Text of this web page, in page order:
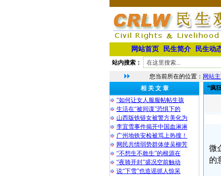
网站首页 民生简介 民生动
站内搜索：
您当前所在的位置： 网站
相 关 文 章
“如何让女人服服帖帖生孩
生活在“被间谍”恐惧下的
山西版铁链女被警方美化为
李宜雪事件揭开中国血淋淋
广州地铁安检被骂上热搜！
网民共情弱势群体使吴柳芳
“不想生不敢生”的根源在
“夜骑开封”盛况空前触动
说“下雪”也造谣抓人惊呆
“疯
微
的